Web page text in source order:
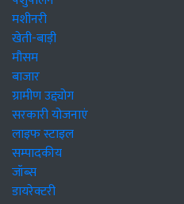
मशीनरी
खेती-बाड़ी
मौसम
बाजार
ग्रामीण उद्द्योग
सरकारी योजनाएं
लाइफ स्टाइल
सम्पादकीय
जॉब्स
डायरेक्टरी